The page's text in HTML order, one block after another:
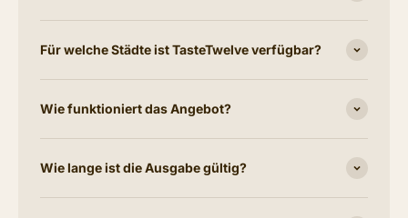
Für welche Städte ist TasteTwelve verfügbar?
Wie funktioniert das Angebot?
Wie lange ist die Ausgabe gültig?